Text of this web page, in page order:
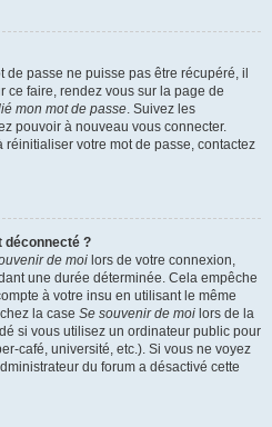
de passe ne puisse pas être récupéré, il
ce faire, rendez vous sur la page de
mon mot de passe. Suivez les
pouvoir à nouveau vous connecter.
votre mot de passe, contactez
déconnecté ?
de moi lors de votre connexion,
une durée déterminée. Cela empêche
à votre insu en utilisant le même
la case Se souvenir de moi lors de la
si vous utilisez un ordinateur public pour
café, université, etc.). Si vous ne voyez
du forum a désactivé cette